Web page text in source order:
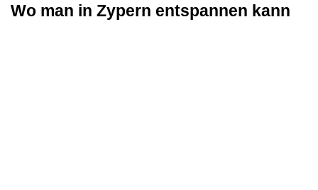
Wo man in Zypern entspannen kann